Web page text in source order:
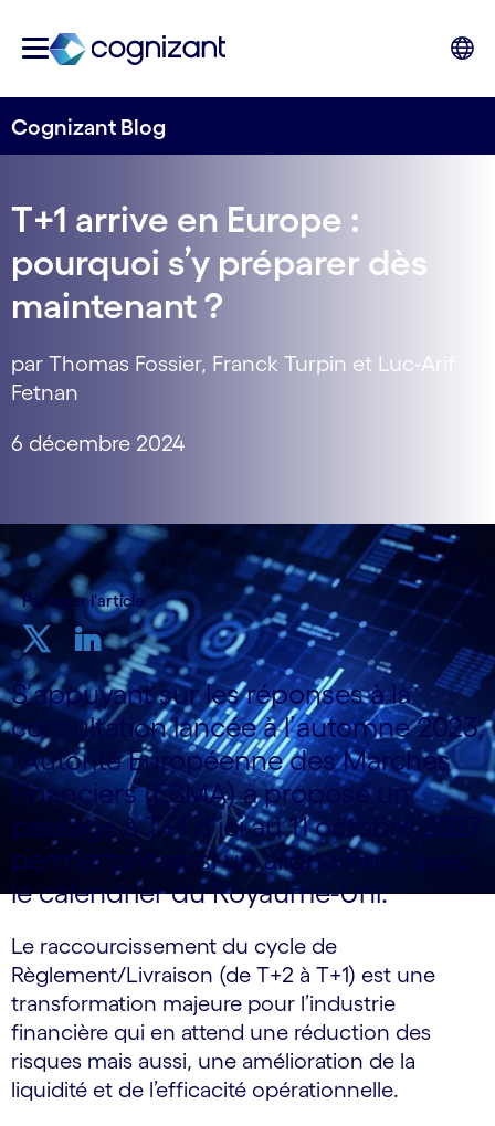
Cognizant Blog
T+1 arrive en Europe :
pourquoi s’y préparer dès
maintenant ?
par Thomas Fossier, Franck Turpin et Luc-Arif
Fetnan
6 décembre 2024
Partager l'article
S’appuyant sur les réponses à la
consultation lancée à l’automne 2023,
l’Autorité Européenne des Marchés
Financiers (ESMA) a proposé un
passage à T+1 d’ici au 11 octobre 2027
permettant ainsi un alignement avec
le calendrier du Royaume-Uni.
Le raccourcissement du cycle de
Règlement/Livraison (de T+2 à T+1) est une
transformation majeure pour l’industrie
financière qui en attend une réduction des
risques mais aussi, une amélioration de la
liquidité et de l’efficacité opérationnelle.